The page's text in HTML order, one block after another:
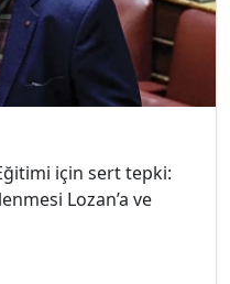
için sert tepki:
Lozan’a ve